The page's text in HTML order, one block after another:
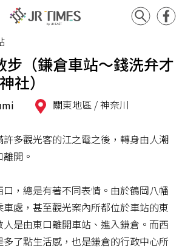
步（鎌倉車站～錢洗弁才
社）
關東地區 /神奈川
多觀光客的江之電之後，轉身由人潮
開。
，總是有著不同表情。由於鶴岡八幡
處，甚至觀光案內所都位於車站的東
是由東口離開車站、進入鎌倉。而西
了點生活感，也是鎌倉的行政中心所